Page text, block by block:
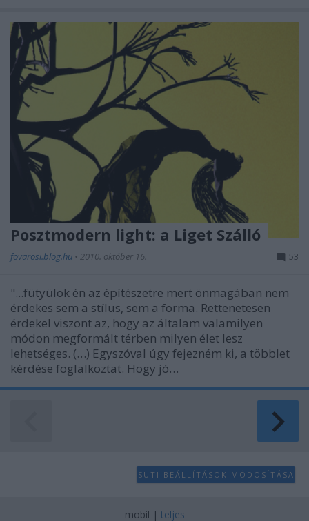
Posztmodern light: a Liget Szálló
fovarosi.blog.hu • 2010. október 16. 53
"...fütyülök én az építészetre mert önmagában nem
érdekes sem a stílus, sem a forma. Rettenetesen
érdekel viszont az, hogy az általam valamilyen
módon megformált térben milyen élet lesz
lehetséges. (…) Egyszóval úgy fejezném ki, a többlet
kérdése foglalkoztat. Hogy jó…
SÜTI BEÁLLÍTÁSOK MÓDOSÍTÁSA
mobil | teljes